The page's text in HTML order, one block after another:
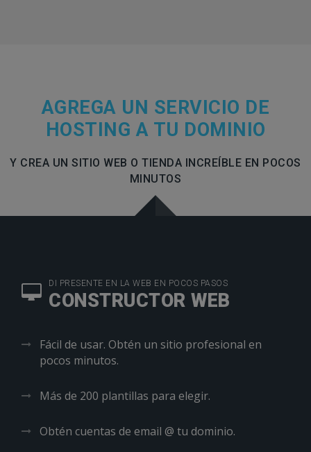
AGREGA UN SERVICIO DE
HOSTING A TU DOMINIO
Y CREA UN SITIO WEB O TIENDA INCREÍBLE EN POCOS
MINUTOS
DI PRESENTE EN LA WEB EN POCOS PASOS
CONSTRUCTOR WEB
Fácil de usar. Obtén un sitio profesional en
pocos minutos.
Más de 200 plantillas para elegir.
Obtén cuentas de email @ tu dominio.